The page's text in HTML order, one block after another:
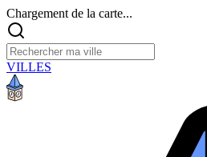
Chargement de la carte...
VILLES